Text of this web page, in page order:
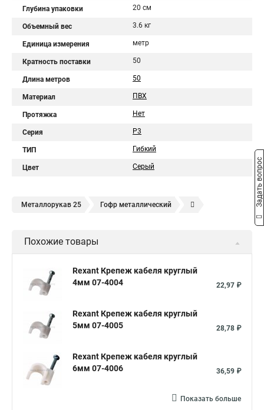
Глубина упаковки 20 см
Объемный вес 3.6 кг
Единица измерения метр
Кратность поставки 50
Длина метров 50
Материал ПВХ
Протяжка Нет
Серия Р3
ТИП Гибкий
Цвет Серый
Металлорукав 25 Гофр металлический
Металлорукав в изоляции
Металлорукав 20 Металлорукав труба
Металлорукав 32 Металлический гофрированный
Рукав металлический
Гофрированная труба из нержавейки
Похожие товары
Rexant Крепеж кабеля круглый
4мм 07-4004
22,97 ₽
Rexant Крепеж кабеля круглый
5мм 07-4005
28,78 ₽
Rexant Крепеж кабеля круглый
6мм 07-4006
36,59 ₽
Показать больше
Задать вопрос